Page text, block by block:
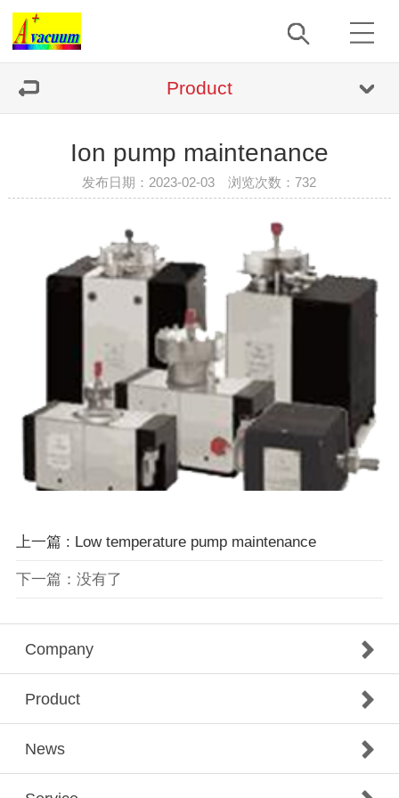
Product
Ion pump maintenance
发布日期：2023-02-03 浏览次数：732
上一篇 : Low temperature pump maintenance
下一篇：没有了
Company
Product
News